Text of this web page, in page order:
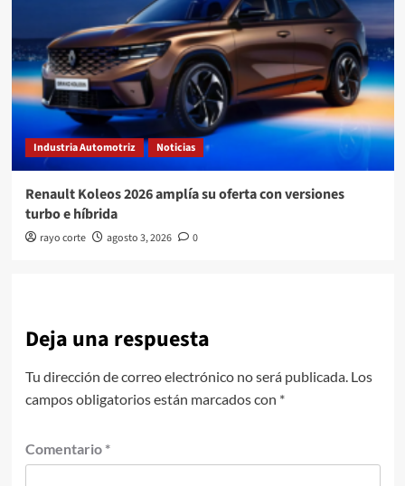
Industria Automotriz Noticias
Renault Koleos 2026 amplía su oferta con versiones
turbo e híbrida
rayo corte agosto 3, 2026 0
Deja una respuesta
Tu dirección de correo electrónico no será publicada. Los
campos obligatorios están marcados con *
Comentario *